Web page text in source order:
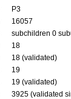
P3
16057
subchildren 0
18
18 (validated)
19
19 (validated)
3925 (validated